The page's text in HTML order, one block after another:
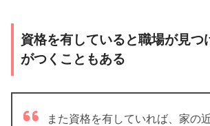
資格を有していると職場が見つ
がつくこともある
また資格を有していれば、家の